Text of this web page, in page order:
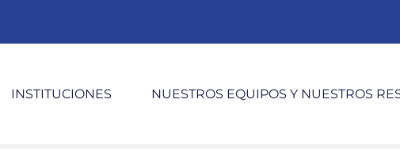
INSTITUCIONES NUESTROS EQUIPOS Y NUESTROS